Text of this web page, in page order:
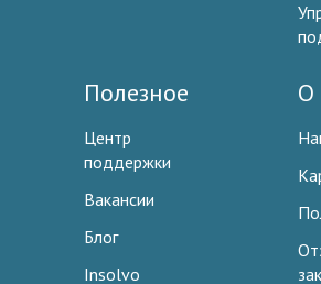
Полезное
Центр
поддержки
Вакансии
Блог
Insolvo
О